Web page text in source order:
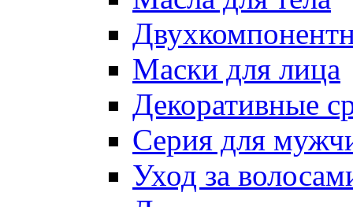
Маски для лица
Декоративные
Серия для
Уход за